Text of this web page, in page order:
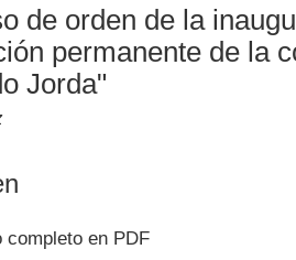
de orden de la
permanente de la
Jorda"
completo en PDF